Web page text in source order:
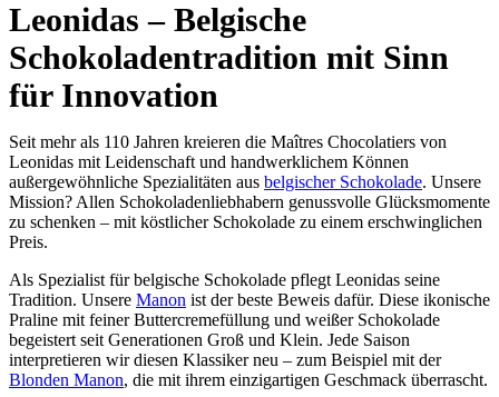
Leonidas – Belgische
Schokoladentradition mit Sinn
für Innovation
Seit mehr als 110 Jahren kreieren die Maîtres Chocolatiers von
Leonidas mit Leidenschaft und handwerklichem Können
außergewöhnliche Spezialitäten aus belgischer Schokolade. Unsere
Mission? Allen Schokoladenliebhabern genussvolle Glücksmomente
zu schenken – mit köstlicher Schokolade zu einem erschwinglichen
Preis.
Als Spezialist für belgische Schokolade pflegt Leonidas seine
Tradition. Unsere Manon ist der beste Beweis dafür. Diese ikonische
Praline mit feiner Buttercremefüllung und weißer Schokolade
begeistert seit Generationen Groß und Klein. Jede Saison
interpretieren wir diesen Klassiker neu – zum Beispiel mit der
Blonden Manon, die mit ihrem einzigartigen Geschmack überrascht.